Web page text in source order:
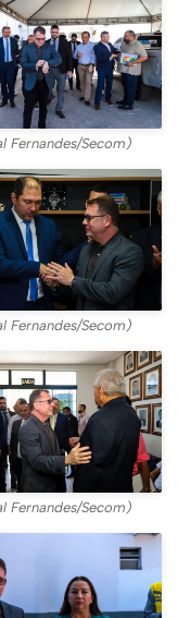
Fernandes/Secom)
Fernandes/Secom)
Fernandes/Secom)